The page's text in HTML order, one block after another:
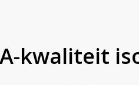
kwaliteit